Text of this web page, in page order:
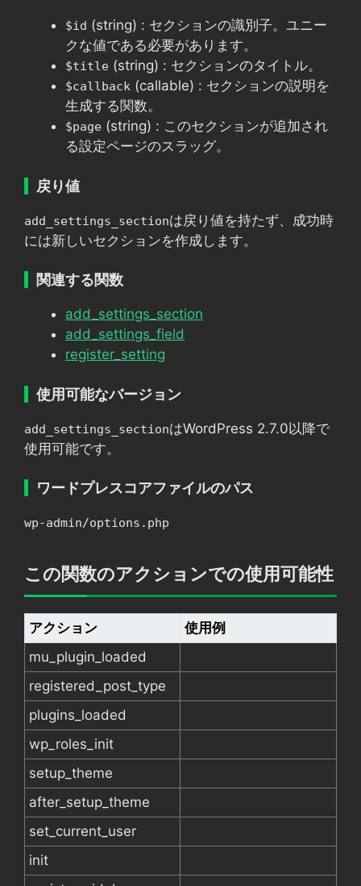
$id (string) : セクションの識別子。ユニー
クな値である必要があります。
$title (string) : セクションのタイトル。
$callback (callable) : セクションの説明を
生成する関数。
$page (string) : このセクションが追加され
る設定ページのスラッグ。
戻り値
add_settings_sectionは戻り値を持たず、成功時
には新しいセクションを作成します。
関連する関数
add_settings_section
add_settings_field
register_setting
使用可能なバージョン
add_settings_sectionはWordPress 2.7.0以降で
使用可能です。
ワードプレスコアファイルのパス
wp-admin/options.php
この関数のアクションでの使用可能性
アクション
使用例
mu_plugin_loaded
registered_post_type
plugins_loaded
wp_roles_init
setup_theme
after_setup_theme
set_current_user
init